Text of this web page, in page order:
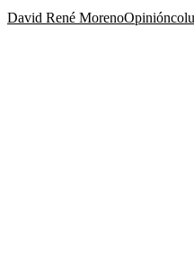
David René MorenoOpinión